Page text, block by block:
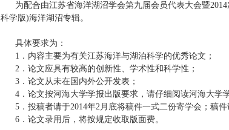
为配合由江苏省海洋湖沼学会第九届会员代表大会暨2014
科学版)海洋湖沼专辑。
具体要求为：
1．内容主要为有关江苏海洋与湖泊科学的优秀论文；
2．论文应具有较高的创新性、学术性和科学性；
3．论文从未在国内外公开发表；
4．论文按河海大学学报出版要求，请仔细阅读河海大学
5．投稿者请于2014年2月底将稿件一式二份寄学会；稿件
6．论文录用后，将按规定收取版面费。